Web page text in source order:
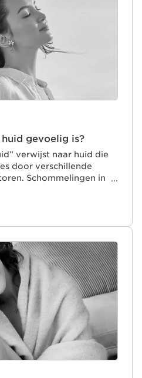
gevoelig is?
verwijst naar huid die
door verschillende
Schommelingen in
scheren bij mannen, of
formule zijn
een onmiddellijke reactie